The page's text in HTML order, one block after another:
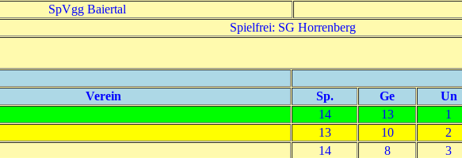
SpVgg Baiertal
Spielfrei: SG Horrenberg
Verein Sp. Ge Un
14 13 1
13 10 2
14 8 3